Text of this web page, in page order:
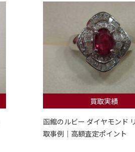
買取実績
函館のルビー ダイヤモンド
取事例｜高額査定ポイント